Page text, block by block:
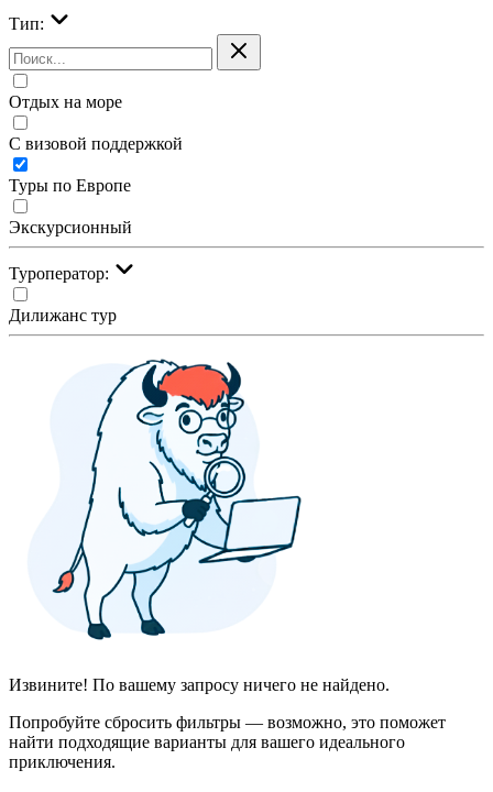
Тип:
Отдых на море
С визовой поддержкой
Туры по Европе
Экскурсионный
Туроператор:
Дилижанс тур
Извините! По вашему запросу ничего не найдено.
Попробуйте сбросить фильтры — возможно, это поможет
найти подходящие варианты для вашего идеального
приключения.